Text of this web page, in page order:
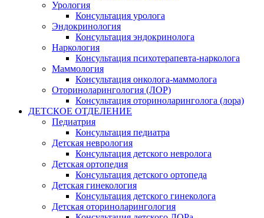
Урология
Консультация уролога
Эндокринология
Консультация эндокринолога
Наркология
Консультация психотерапевта-нарколога
Маммология
Консультация онколога-маммолога
Оториноларингология (ЛОР)
Консультация оториноларинголога (лора)
ДЕТСКОЕ ОТДЕЛЕНИЕ
Педиатрия
Консультация педиатра
Детская неврология
Консультация детского невролога
Детская ортопедия
Консультация детского ортопеда
Детская гинекология
Консультация детского гинеколога
Детская оториноларингология